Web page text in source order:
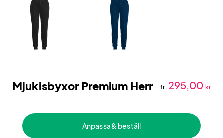
Mjukisbyxor Premium Herr fr. 295,00 kr
Anpassa & beställ